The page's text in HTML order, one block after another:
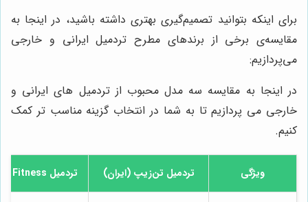
برای اینکه بتوانید تصمیم‌گیری بهتری داشته باشید، در اینجا به
مقایسه‌ی برخی از برندهای مطرح تردمیل ایرانی و خارجی
می‌پردازیم:
در اینجا به مقایسه سه مدل محبوب از تردمیل های ایرانی و
خارجی می پردازیم تا به شما در انتخاب گزینه مناسب تر کمک
کنیم.
ویژگی تردمیل تن‌زیپ (ایران) تردمیل PowerMax Fitness (خارجی)